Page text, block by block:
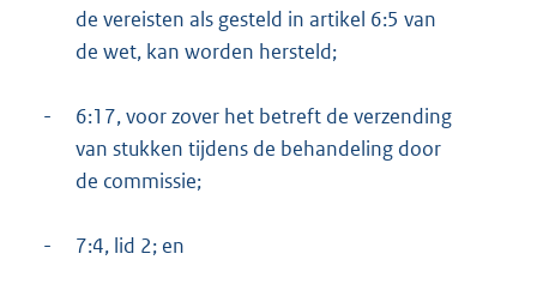
de vereisten als gesteld in artikel 6:5 van
de wet, kan worden hersteld;
-
6:17, voor zover het betreft de verzending
van stukken tijdens de behandeling door
de commissie;
- 7:4, lid 2; en